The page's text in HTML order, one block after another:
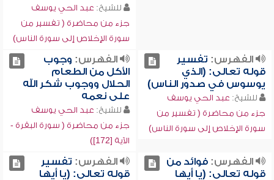
للشيخ: عبد الحي يوسف
جزء من محاضرة ( تفسير من
سورة الإخلاص إلى سورة الناس)
الفهرس: تفسير
قوله تعالى: (الذي
يوسوس في صدور الناس)
للشيخ: عبد الحي يوسف
جزء من محاضرة ( تفسير من
سورة الإخلاص إلى سورة الناس)
الفهرس: وجوب
الأكل من الطعام
الحلال ووجوب شكر الله
على نعمه
للشيخ: عبد الحي يوسف
جزء من محاضرة ( سورة البقرة -
الآية [172])
الفهرس:فوائد من
قوله تعالى: (يا أيها
الفهرس: تفسير
قوله تعالى: (يا أيها